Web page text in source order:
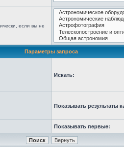
если вы не
Параметры запроса
Искать:
Показывать результаты
Показывать первые: